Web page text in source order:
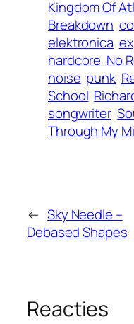
Kingdom Of
Breakdown
elektronica
hardcore No
noise punk
School
songwriter
Through My
← Sky Needle –
Debased Shapes
Reacties